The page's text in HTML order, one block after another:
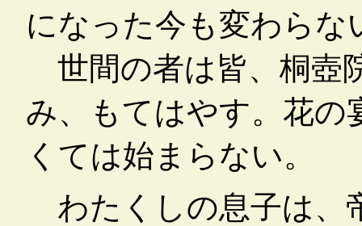
になった今も変わらな
世間の者は皆、桐壺
み、もてはやす。花の
くては始まらない。
わたくしの息子は、